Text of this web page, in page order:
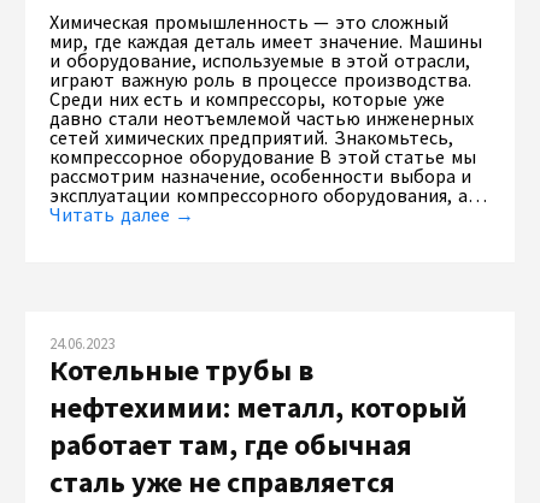
Химическая промышленность — это сложный
мир, где каждая деталь имеет значение. Машины
и оборудование, используемые в этой отрасли,
играют важную роль в процессе производства.
Среди них есть и компрессоры, которые уже
давно стали неотъемлемой частью инженерных
сетей химических предприятий. Знакомьтесь,
компрессорное оборудование В этой статье мы
рассмотрим назначение, особенности выбора и
эксплуатации компрессорного оборудования, а…
Читать далее →
24.06.2023
Котельные трубы в
нефтехимии: металл, который
работает там, где обычная
сталь уже не справляется